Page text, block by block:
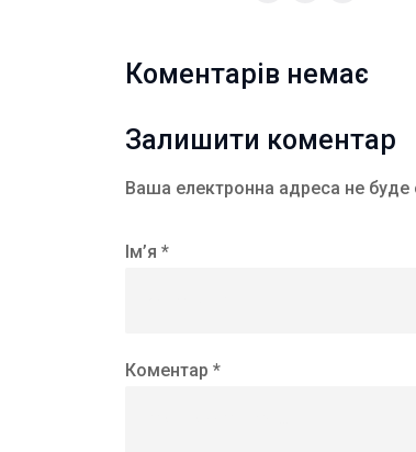
Коментарів немає
Залишити коментар
Ваша електронна адреса не буде
Ім’я *
Коментар *